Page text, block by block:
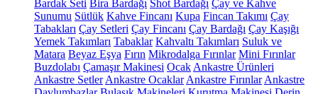
Bardak Seti Bira Bardağı Shot Bardağı Çay ve Kahve
Sunumu Sütlük Kahve Fincanı Kupa Fincan Takımı Çay
Tabakları Çay Setleri Çay Fincanı Çay Bardağı Çay Kaşığı
Yemek Takımları Tabaklar Kahvaltı Takımları Suluk ve
Matara Beyaz Eşya Fırın Mikrodalga Fırınlar Mini Fırınlar
Buzdolabı Çamaşır Makinesi Ocak Ankastre Ürünleri
Ankastre Setler Ankastre Ocaklar Ankastre Fırınlar Ankastre